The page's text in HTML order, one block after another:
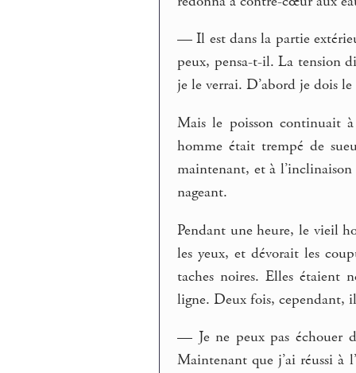
— Il est dans la partie
peux, pensa-t-il. La tension
je le verrai. D’abord je dois
Mais le poisson continuait
homme était trempé de
maintenant, et à
nageant.
Pendant une heure, le vieil
les yeux, et dévorait les
taches noires. Elles étaient
ligne. Deux fois, cependant,
— Je ne peux pas échouer
Maintenant que j’ai réussi à